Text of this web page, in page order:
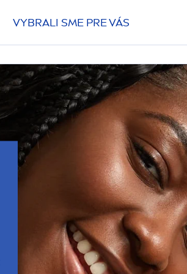
VYBRALI SME PRE VÁS